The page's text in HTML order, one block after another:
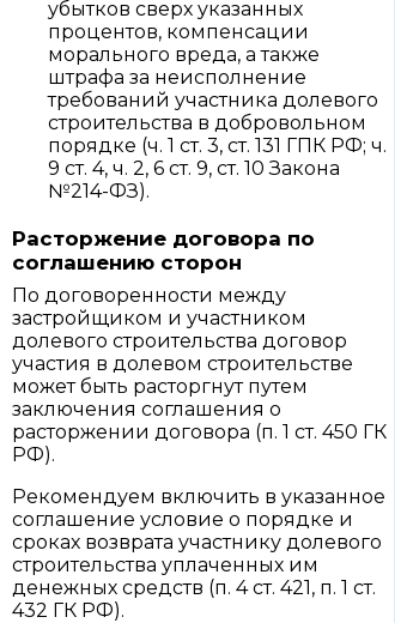
убытков сверх указанных
процентов, компенсации
морального вреда, а также
штрафа за неисполнение
требований участника долевого
строительства в добровольном
порядке (ч. 1 ст. 3, ст. 131 ГПК РФ; ч.
9 ст. 4, ч. 2, 6 ст. 9, ст. 10 Закона
№214-ФЗ).
Расторжение договора по
соглашению сторон
По договоренности между
застройщиком и участником
долевого строительства договор
участия в долевом строительстве
может быть расторгнут путем
заключения соглашения о
расторжении договора (п. 1 ст. 450 ГК
РФ).
Рекомендуем включить в указанное
соглашение условие о порядке и
сроках возврата участнику долевого
строительства уплаченных им
денежных средств (п. 4 ст. 421, п. 1 ст.
432 ГК РФ).